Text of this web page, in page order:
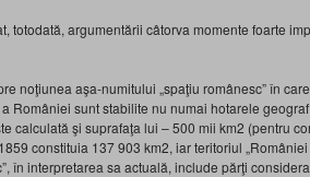
totodată, argumentării câtorva momente foarte
noţiunea aşa-numitului „spaţiu românesc” în
României sunt stabilite nu numai hotarele
calculată şi suprafaţa lui – 500 mii km2 (pentru
constituia 137 903 km2, iar teritoriul
în interpretarea sa actuală, include părţi